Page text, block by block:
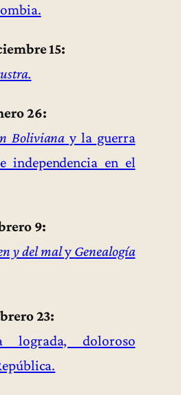
15:
26:
Boliviana y la guerra
independencia en el
9:
y del maly Genealogía
23:
lograda, doloroso